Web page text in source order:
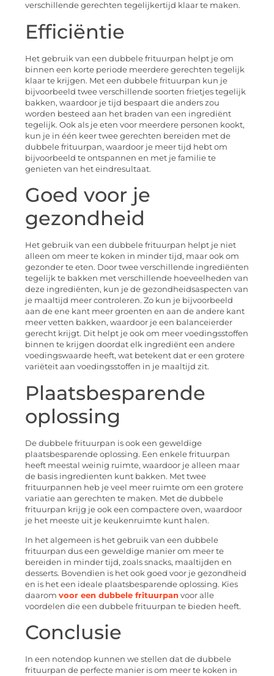
verschillende gerechten tegelijkertijd klaar te maken.
Efficiëntie
Het gebruik van een dubbele frituurpan helpt je om
binnen een korte periode meerdere gerechten tegelijk
klaar te krijgen. Met een dubbele frituurpan kun je
bijvoorbeeld twee verschillende soorten frietjes tegelijk
bakken, waardoor je tijd bespaart die anders zou
worden besteed aan het braden van een ingrediënt
tegelijk. Ook als je eten voor meerdere personen kookt,
kun je in één keer twee gerechten bereiden met de
dubbele frituurpan, waardoor je meer tijd hebt om
bijvoorbeeld te ontspannen en met je familie te
genieten van het eindresultaat.
Goed voor je
gezondheid
Het gebruik van een dubbele frituurpan helpt je niet
alleen om meer te koken in minder tijd, maar ook om
gezonder te eten. Door twee verschillende ingrediënten
tegelijk te bakken met verschillende hoeveelheden van
deze ingrediënten, kun je de gezondheidsaspecten van
je maaltijd meer controleren. Zo kun je bijvoorbeeld
aan de ene kant meer groenten en aan de andere kant
meer vetten bakken, waardoor je een balanceierder
gerecht krijgt. Dit helpt je ook om meer voedingsstoffen
binnen te krijgen doordat elk ingrediënt een andere
voedingswaarde heeft, wat betekent dat er een grotere
variëteit aan voedingsstoffen in je maaltijd zit.
Plaatsbesparende
oplossing
De dubbele frituurpan is ook een geweldige
plaatsbesparende oplossing. Een enkele frituurpan
heeft meestal weinig ruimte, waardoor je alleen maar
de basis ingredienten kunt bakken. Met twee
frituurpannen heb je veel meer ruimte om een grotere
variatie aan gerechten te maken. Met de dubbele
frituurpan krijg je ook een compactere oven, waardoor
je het meeste uit je keukenruimte kunt halen.
In het algemeen is het gebruik van een dubbele
frituurpan dus een geweldige manier om meer te
bereiden in minder tijd, zoals snacks, maaltijden en
desserts. Bovendien is het ook goed voor je gezondheid
en is het een ideale plaatsbesparende oplossing. Kies
daarom voor een dubbele frituurpan voor alle
voordelen die een dubbele frituurpan te bieden heeft.
Conclusie
In een notendop kunnen we stellen dat de dubbele
frituurpan de perfecte manier is om meer te koken in